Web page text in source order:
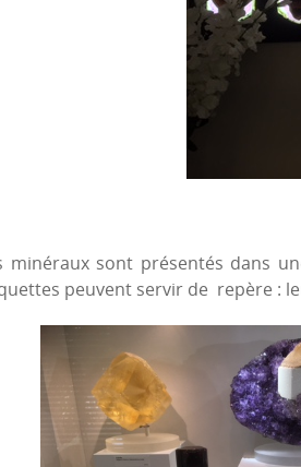
minéraux sont présentés dans
peuvent servir de repère :